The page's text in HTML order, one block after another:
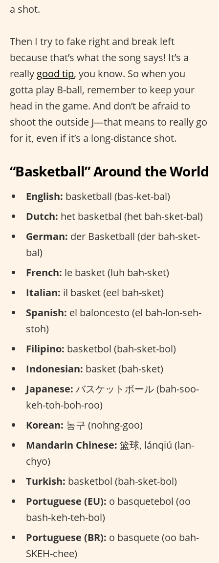
a shot.
Then I try to fake right and break left
because that’s what the song says! It’s a
really good tip, you know. So when you
gotta play B-ball, remember to keep your
head in the game. And don’t be afraid to
shoot the outside J—that means to really go
for it, even if it’s a long-distance shot.
“Basketball” Around the World
English: basketball (bas-ket-bal)
Dutch: het basketbal (het bah-sket-bal)
German: der Basketball (der bah-sket-
bal)
French: le basket (luh bah-sket)
Italian: il basket (eel bah-sket)
Spanish: el baloncesto (el bah-lon-seh-
stoh)
Filipino: basketbol (bah-sket-bol)
Indonesian: basket (bah-sket)
Japanese: バスケットボール (bah-soo-
keh-toh-boh-roo)
Korean: 농구 (nohng-goo)
Mandarin Chinese: 篮球, lánqiú (lan-
chyo)
Turkish: basketbol (bah-sket-bol)
Portuguese (EU): o basquetebol (oo
bash-keh-teh-bol)
Portuguese (BR): o basquete (oo bah-
SKEH-chee)